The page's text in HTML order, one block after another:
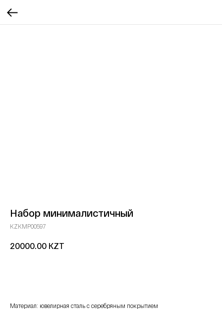
Набор минималистичный
KZKMP00597
20000.00 KZT
Материал: ювелирная сталь с серебряным покрытием